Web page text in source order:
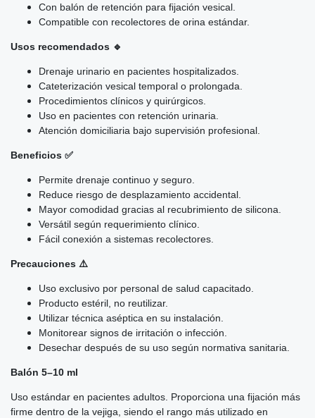
Con balón de retención para fijación vesical.
Compatible con recolectores de orina estándar.
Usos recomendados 🔹
Drenaje urinario en pacientes hospitalizados.
Cateterización vesical temporal o prolongada.
Procedimientos clínicos y quirúrgicos.
Uso en pacientes con retención urinaria.
Atención domiciliaria bajo supervisión profesional.
Beneficios ✅
Permite drenaje continuo y seguro.
Reduce riesgo de desplazamiento accidental.
Mayor comodidad gracias al recubrimiento de silicona.
Versátil según requerimiento clínico.
Fácil conexión a sistemas recolectores.
Precauciones ⚠️
Uso exclusivo por personal de salud capacitado.
Producto estéril, no reutilizar.
Utilizar técnica aséptica en su instalación.
Monitorear signos de irritación o infección.
Desechar después de su uso según normativa sanitaria.
Balón 5–10 ml
Uso estándar en pacientes adultos. Proporciona una fijación más
firme dentro de la vejiga, siendo el rango más utilizado en